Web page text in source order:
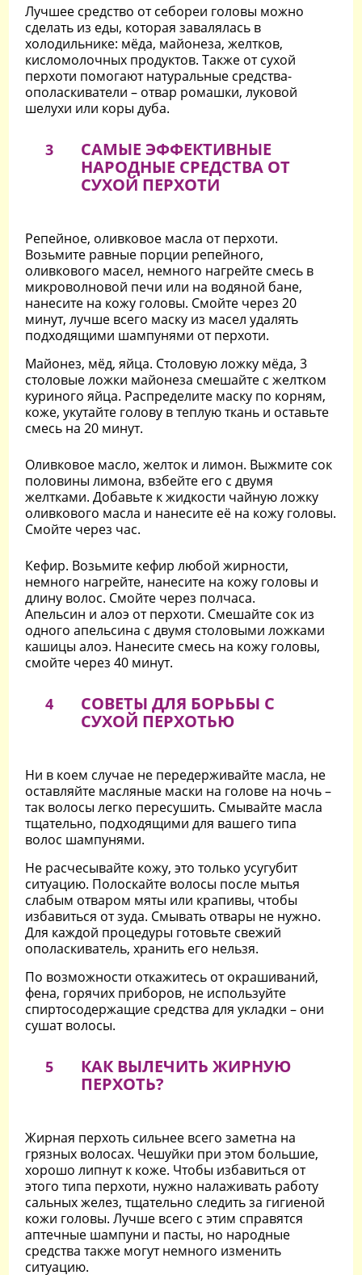
Лучшее средство от себореи головы можно
сделать из еды, которая завалялась в
холодильнике: мёда, майонеза, желтков,
кисломолочных продуктов. Также от сухой
перхоти помогают натуральные средства-
ополаскиватели – отвар ромашки, луковой
шелухи или коры дуба.
3
САМЫЕ ЭФФЕКТИВНЫЕ
НАРОДНЫЕ СРЕДСТВА ОТ
СУХОЙ ПЕРХОТИ
Репейное, оливковое масла от перхоти.
Возьмите равные порции репейного,
оливкового масел, немного нагрейте смесь в
микроволновой печи или на водяной бане,
нанесите на кожу головы. Смойте через 20
минут, лучше всего маску из масел удалять
подходящими шампунями от перхоти.
Майонез, мёд, яйца. Столовую ложку мёда, 3
столовые ложки майонеза смешайте с желтком
куриного яйца. Распределите маску по корням,
коже, укутайте голову в теплую ткань и оставьте
смесь на 20 минут.
Оливковое масло, желток и лимон. Выжмите сок
половины лимона, взбейте его с двумя
желтками. Добавьте к жидкости чайную ложку
оливкового масла и нанесите её на кожу головы.
Смойте через час.
Кефир. Возьмите кефир любой жирности,
немного нагрейте, нанесите на кожу головы и
длину волос. Смойте через полчаса.
Апельсин и алоэ от перхоти. Смешайте сок из
одного апельсина с двумя столовыми ложками
кашицы алоэ. Нанесите смесь на кожу головы,
смойте через 40 минут.
4
СОВЕТЫ ДЛЯ БОРЬБЫ С
СУХОЙ ПЕРХОТЬЮ
Ни в коем случае не передерживайте масла, не
оставляйте масляные маски на голове на ночь –
так волосы легко пересушить. Смывайте масла
тщательно, подходящими для вашего типа
волос шампунями.
Не расчесывайте кожу, это только усугубит
ситуацию. Полоскайте волосы после мытья
слабым отваром мяты или крапивы, чтобы
избавиться от зуда. Смывать отвары не нужно.
Для каждой процедуры готовьте свежий
ополаскиватель, хранить его нельзя.
По возможности откажитесь от окрашиваний,
фена, горячих приборов, не используйте
спиртосодержащие средства для укладки – они
сушат волосы.
5
КАК ВЫЛЕЧИТЬ ЖИРНУЮ
ПЕРХОТЬ?
Жирная перхоть сильнее всего заметна на
грязных волосах. Чешуйки при этом большие,
хорошо липнут к коже. Чтобы избавиться от
этого типа перхоти, нужно налаживать работу
сальных желез, тщательно следить за гигиеной
кожи головы. Лучше всего с этим справятся
аптечные шампуни и пасты, но народные
средства также могут немного изменить
ситуацию.